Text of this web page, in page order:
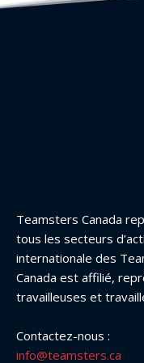
Teamsters Canada
tous les secteurs
internationale des
Canada est affilié,
travailleuses et
Contactez-nous :
info@teamsters.ca